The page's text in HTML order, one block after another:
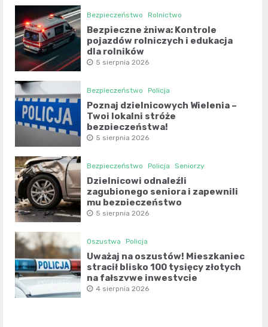
Bezpieczeństwo Rolnictwo
Bezpieczne żniwa: Kontrole
pojazdów rolniczych i edukacja
dla rolników
5 sierpnia 2026
Bezpieczeństwo Policja
Poznaj dzielnicowych Wielenia –
Twoi lokalni stróże
bezpieczeństwa!
5 sierpnia 2026
Bezpieczeństwo Policja Seniorzy
Dzielnicowi odnaleźli
zagubionego seniora i zapewnili
mu bezpieczeństwo
5 sierpnia 2026
Oszustwa Policja
Uważaj na oszustów! Mieszkaniec
stracił blisko 100 tysięcy złotych
na fałszywe inwestycje
4 sierpnia 2026